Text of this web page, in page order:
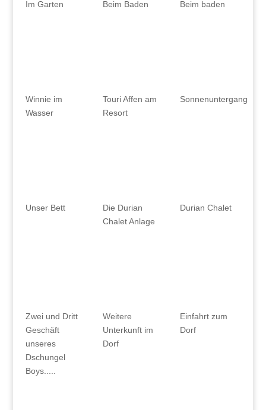
Im Garten Beim Baden Beim baden
Winnie im
Wasser
Touri Affen am
Resort
Sonnenuntergang
Unser Bett
Die Durian
Chalet Anlage
Durian Chalet
Zwei und Dritt
Geschäft
unseres
Dschungel
Boys.....
Weitere
Unterkunft im
Dorf
Einfahrt zum
Dorf